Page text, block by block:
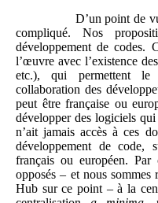
D’un point de
compliqué. Nos
développement de codes.
l’œuvre avec l’existence
etc.), qui permettent le
collaboration des
peut être française ou
développer des logiciels
n’ait jamais accès à ces
développement de code,
français ou européen. Par
opposés – et nous
Hub sur ce point – à la